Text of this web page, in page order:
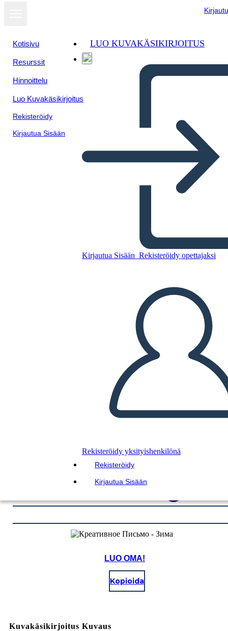
Kotisivu
Resurssit
Hinnoittelu
Luo Kuvakäsikirjoitus
Rekisteröidy
Kirjautua Sisään
LUO KUVAKÄSIKIRJOITUS
Kirjautua Sisään Rekisteröidy opettajaksi
Rekisteröidy yksityishenkilönä
Rekisteröidy
Kirjautua Sisään
Креативное Письмо - Зима
Kopioi tämä kuvakäsikirjoitus
LUO KUVAKÄSIKIRJOITUS
LUE MINULLE
LUO OMA!
Kopioida
Kuvakäsikirjoitus Kuvaus